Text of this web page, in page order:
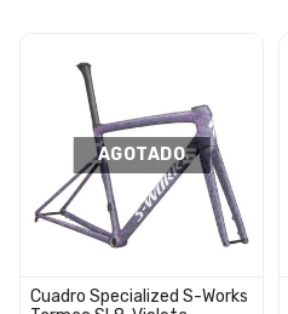
AGOTADO
Cuadro Specialized S-Works